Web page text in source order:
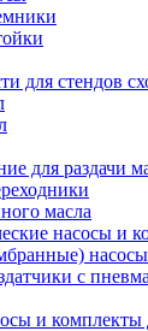
для стендов
для раздачи
масла
насосы и
насосы
с
и комплекты